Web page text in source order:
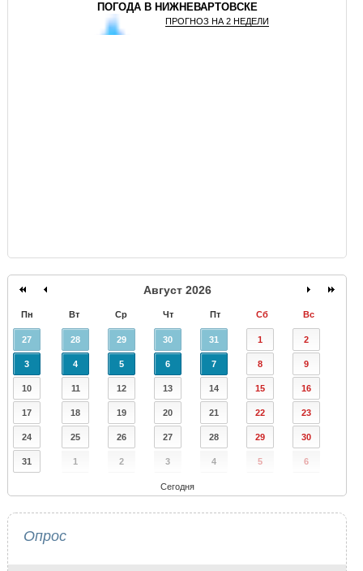
ПОГОДА В НИЖНЕВАРТОВСКЕ
ПРОГНОЗ НА 2 НЕДЕЛИ
Август 2026
Пн Вт Ср Чт Пт Сб Вс
27 28 29 30 31 1 2
3 4 5 6 7 8 9
10 11 12 13 14 15 16
17 18 19 20 21 22 23
24 25 26 27 28 29 30
31 1 2 3 4 5 6
Сегодня
Опрос